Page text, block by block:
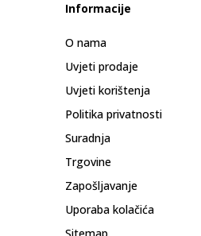
Informacije
O nama
Uvjeti prodaje
Uvjeti korištenja
Politika privatnosti
Suradnja
Trgovine
Zapošljavanje
Uporaba kolačića